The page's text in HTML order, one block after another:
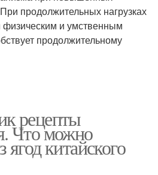
продолжительных нагрузках
и умственным
продолжительному
рецепты
Что можно
ягод китайского